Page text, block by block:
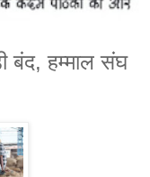
बंद, हम्माल संघ